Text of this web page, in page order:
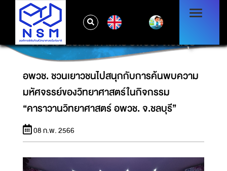
อพวช. ชวนเยาวชนไปสนุกกับการค้นพบความ
มหัศจรรย์ของวิทยาศาสตร์ในกิจกรรม
“คาราวานวิทยาศาสตร์ อพวช. จ.ชลบุรี”
อพวช. ชวนเยาวชนไปสนุกกับการค้นพบความ
มหัศจรรย์ของวิทยาศาสตร์ในกิจกรรม
“คาราวานวิทยาศาสตร์ อพวช. จ.ชลบุรี”
08 ก.พ. 2566